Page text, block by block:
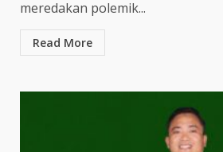
meredakan polemik...
Read More